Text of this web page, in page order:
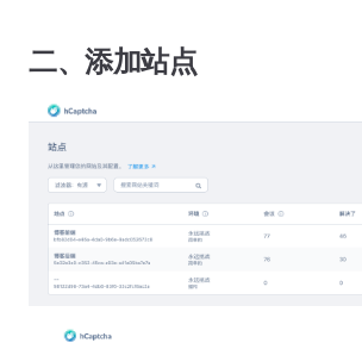
二、添加站点